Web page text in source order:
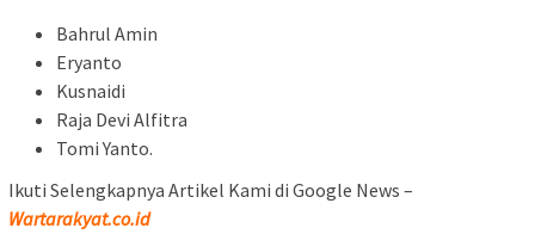
Bahrul Amin
Eryanto
Kusnaidi
Raja Devi Alfitra
Tomi Yanto.
Ikuti Selengkapnya Artikel Kami di Google News –
Wartarakyat.co.id